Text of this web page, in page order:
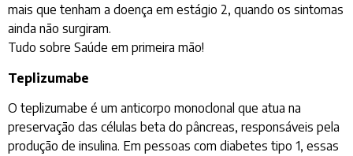
mais que tenham a doença em estágio 2, quando os sintomas
ainda não surgiram.
Tudo sobre Saúde em primeira mão!
Teplizumabe
O teplizumabe é um anticorpo monoclonal que atua na
preservação das células beta do pâncreas, responsáveis pela
produção de insulina. Em pessoas com diabetes tipo 1, essas